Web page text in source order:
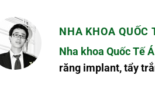
NHA KHOA QUỐC
Nha khoa Quốc Tế
răng implant, tẩy